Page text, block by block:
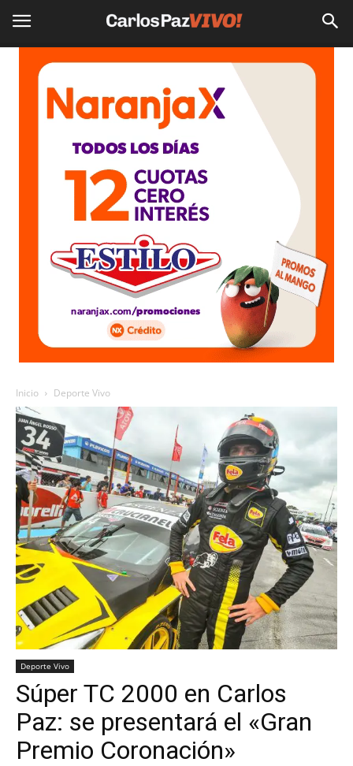
Inicio Deporte Vivo
Deporte Vivo
Súper TC 2000 en Carlos
Paz: se presentará el «Gran
Premio Coronación»